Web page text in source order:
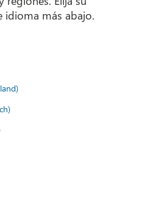
idioma más abajo.